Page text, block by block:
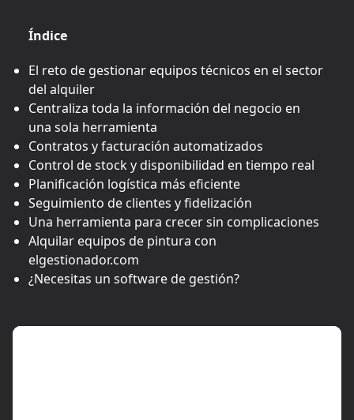
Índice
El reto de gestionar equipos técnicos en el sector
del alquiler
Centraliza toda la información del negocio en
una sola herramienta
Contratos y facturación automatizados
Control de stock y disponibilidad en tiempo real
Planificación logística más eficiente
Seguimiento de clientes y fidelización
Una herramienta para crecer sin complicaciones
Alquilar equipos de pintura con
elgestionador.com
¿Necesitas un software de gestión?